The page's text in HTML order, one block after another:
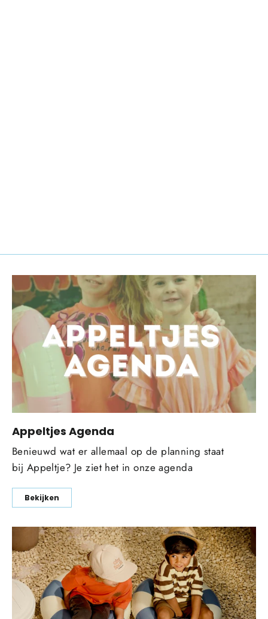
Appeltjes Agenda
Benieuwd wat er allemaal op de planning staat
bij Appeltje? Je ziet het in onze agenda
Bekijken